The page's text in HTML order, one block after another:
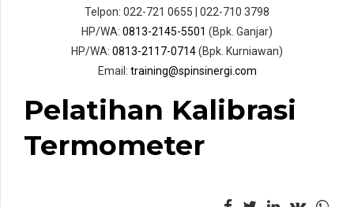
Telpon: 022-721 0655 | 022-710 3798
HP/WA: 0813-2145-5501 (Bpk. Ganjar)
HP/WA: 0813-2117-0714(Bpk. Kurniawan)
Email: training@spinsinergi.com
Pelatihan Kalibrasi
Termometer